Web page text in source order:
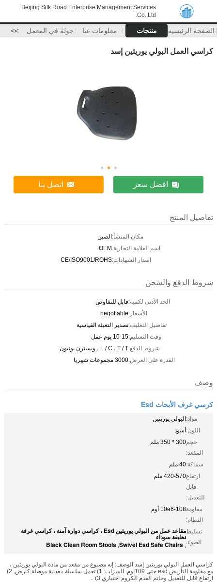
Beijing Silk Road Enterprise Management Services
Co.,Ltd.
الصفحة الرئيسية منتجات معلومات عنا جولة في المعمل >>
كراسي العمل البولي يوريثين إسد
افضل سعر اتصل بنا
تفاصيل المنتج
مكان المنشأ:الصين
اسم العلامة التجارية:OEM
إصدار الشهادات:CE/ISO9001/ROHS
شروط الدفع والشحن
الحد الأدنى لكمية:قابل للتفاوض
الأسعار:negotiable
تفاصيل التغليف:تصدير التعبئة القياسية
وقت التسليم:10-15 يوم عمل
شروط الدفع:L / C ، T / T ، ويسترن يونيون
القدرة على العرض:3000 مجموعات شهريا
وصف
كرسي غرف الأبحاث Esd
مواد:البولي يوريثين
اللون:أسود
حجم
المقعد:
300 * 350 ملم
سماكة:40 ملم
ارتفاع
قابل
للتعديل:
420-570 ملم
مقاومة
النظام:
10e6-108 أوم
تسليط
الضوء:
مقاعد عمل من البولي يوريثين Esd ، كراسي دوارة آمنة ، كراسي غرفة
نظيفة سوداء
,
Swivel Esd Safe Chairs
,
Black Clean Room Stools
كراسي العمل البولي يوريثين إسد الوصف: إنه مصنوع من مقعد من مادة البولي يوريثين ،
مع مقاومة التأريض esd حتى 109اوم. الميزات: 1) تعمل سلسلة معدنية موصلة كأرض. 2)
ارتفاع قابل للتعديل وخاتم القدم الكروم اختياري 3) ...